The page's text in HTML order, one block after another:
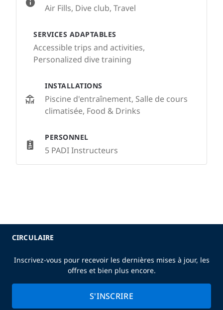
Air Fills, Dive club, Travel
SERVICES ADAPTABLES
Accessible trips and activities,
Personalized dive training
INSTALLATIONS
Piscine d'entraînement, Salle de cours
climatisée, Food & Drinks
PERSONNEL
5 PADI Instructeurs
CIRCULAIRE
Inscrivez-vous pour recevoir les dernières mises à jour, les
offres et bien plus encore.
S'INSCRIRE